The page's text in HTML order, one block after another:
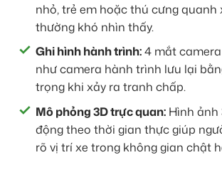
nhỏ, trẻ em hoặc thú cưng quanh
thường khó nhìn thấy.
Ghi hình hành trình:4 mắt
như camera hành trình lưu lại
trọng khi xảy ra tranh chấp.
Mô phỏng 3D trực quan: Hình ảnh
động theo thời gian thực giúp
rõ vị trí xe trong không gian chật